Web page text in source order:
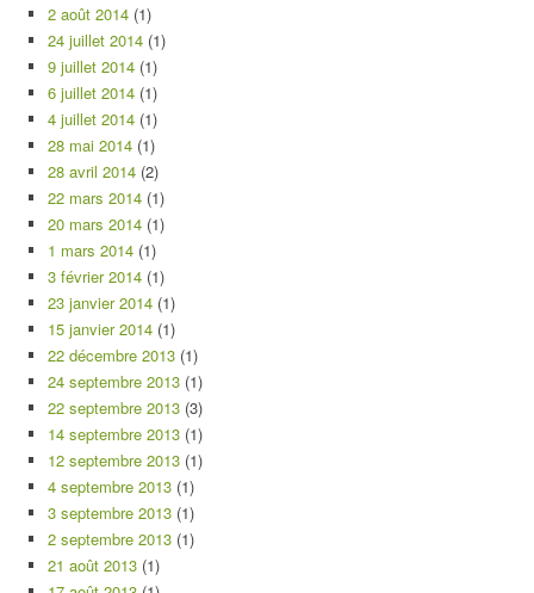
2 août 2014 (1)
24 juillet 2014 (1)
9 juillet 2014 (1)
6 juillet 2014 (1)
4 juillet 2014 (1)
28 mai 2014 (1)
28 avril 2014 (2)
22 mars 2014 (1)
20 mars 2014 (1)
1 mars 2014 (1)
3 février 2014 (1)
23 janvier 2014 (1)
15 janvier 2014 (1)
22 décembre 2013 (1)
24 septembre 2013 (1)
22 septembre 2013 (3)
14 septembre 2013 (1)
12 septembre 2013 (1)
4 septembre 2013 (1)
3 septembre 2013 (1)
2 septembre 2013 (1)
21 août 2013 (1)